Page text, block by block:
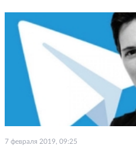
7 февраля 2019, 09:25